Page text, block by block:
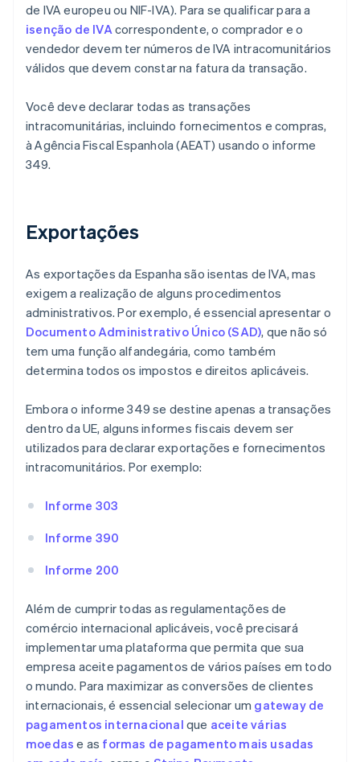
de IVA europeu ou NIF-IVA). Para se qualificar para a
isenção de IVAcorrespondente, o comprador e o
vendedor devem ter números de IVA intracomunitários
válidos que devem constar na fatura da transação.
Você deve declarar todas as transações
intracomunitárias, incluindo fornecimentos e compras,
à Agência Fiscal Espanhola (AEAT) usando o informe
349.
Exportações
As exportações da Espanha são isentas de IVA, mas
exigem a realização de alguns procedimentos
administrativos. Por exemplo, é essencial apresentar o
Documento Administrativo Único (SAD), que não só
tem uma função alfandegária, como também
determina todos os impostos e direitos aplicáveis.
Embora o informe 349 se destine apenas a transações
dentro da UE, alguns informes fiscais devem ser
utilizados para declarar exportações e fornecimentos
intracomunitários. Por exemplo:
Informe 303
Informe 390
Informe 200
Além de cumprir todas as regulamentações de
comércio internacional aplicáveis, você precisará
implementar uma plataforma que permita que sua
empresa aceite pagamentos de vários países em todo
o mundo. Para maximizar as conversões de clientes
internacionais, é essencial selecionar um gateway de
pagamentos internacional que aceite várias
moedas e as formas de pagamento mais usadas